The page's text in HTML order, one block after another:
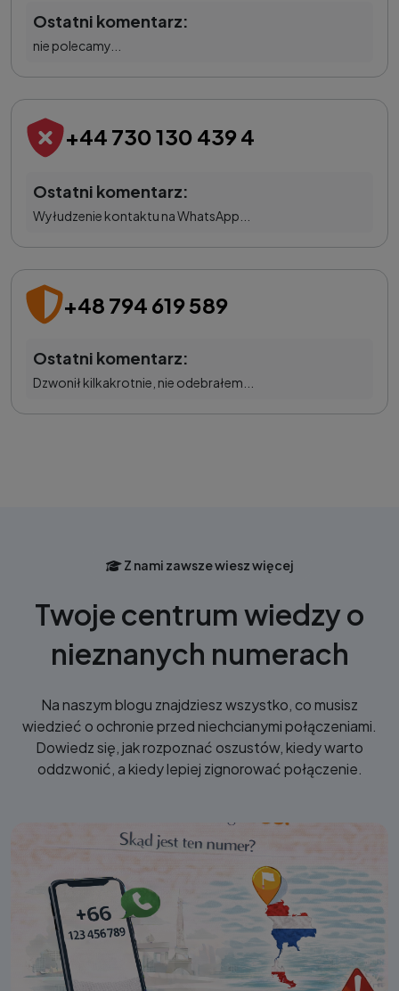
Ostatni komentarz:
nie polecamy...
+44 730 130 439 4
Ostatni komentarz:
Wyłudzenie kontaktu na WhatsApp...
+48 794 619 589
Ostatni komentarz:
Dzwonił kilkakrotnie, nie odebrałem...
Z nami zawsze wiesz więcej
Twoje centrum wiedzy o
nieznanych numerach
Na naszym blogu znajdziesz wszystko, co musisz
wiedzieć o ochronie przed niechcianymi połączeniami.
Dowiedz się, jak rozpoznać oszustów, kiedy warto
oddzwonić, a kiedy lepiej zignorować połączenie.